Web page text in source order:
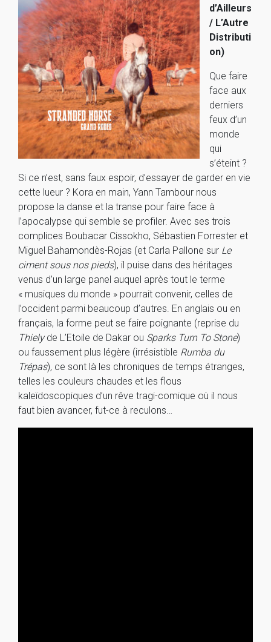
d’Ailleurs
/ L’Autre
Distributi
on)
Que faire
face aux
derniers
feux d’un
monde
qui
s’éteint ?
Si ce n’est, sans faux espoir, d’essayer de garder en vie
cette lueur ? Kora en main, Yann Tambour nous
propose la danse et la transe pour faire face à
l’apocalypse qui semble se profiler. Avec ses trois
complices Boubacar Cissokho, Sébastien Forrester et
Miguel Bahamondès-Rojas (et Carla Pallone sur Le
ciment sous nos pieds), il puise dans des héritages
venus d’un large panel auquel après tout le terme
« musiques du monde » pourrait convenir, celles de
l’occident parmi beaucoup d’autres. En anglais ou en
français, la forme peut se faire poignante (reprise du
Thielyde L’Etoile de Dakar ou Sparks Turn To Stone)
ou faussement plus légère (irrésistible Rumba du
Trépas), ce sont là les chroniques de temps étranges,
telles les couleurs chaudes et les flous
kaleïdoscopiques d’un rêve tragi-comique où il nous
faut bien avancer, fut-ce à reculons…